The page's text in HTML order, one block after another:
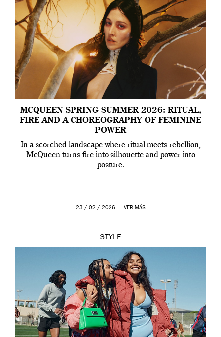
MCQUEEN SPRING SUMMER 2026: RITUAL,
FIRE AND A CHOREOGRAPHY OF FEMININE
POWER
In a scorched landscape where ritual meets rebellion,
McQueen turns fire into silhouette and power into
posture.
23 / 02 / 2026 — VER MÁS
STYLE